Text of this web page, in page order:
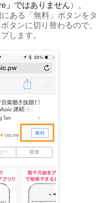
」ではありません）。
ある「無料」ボタンをタ
タンに切り替わるので、
します。